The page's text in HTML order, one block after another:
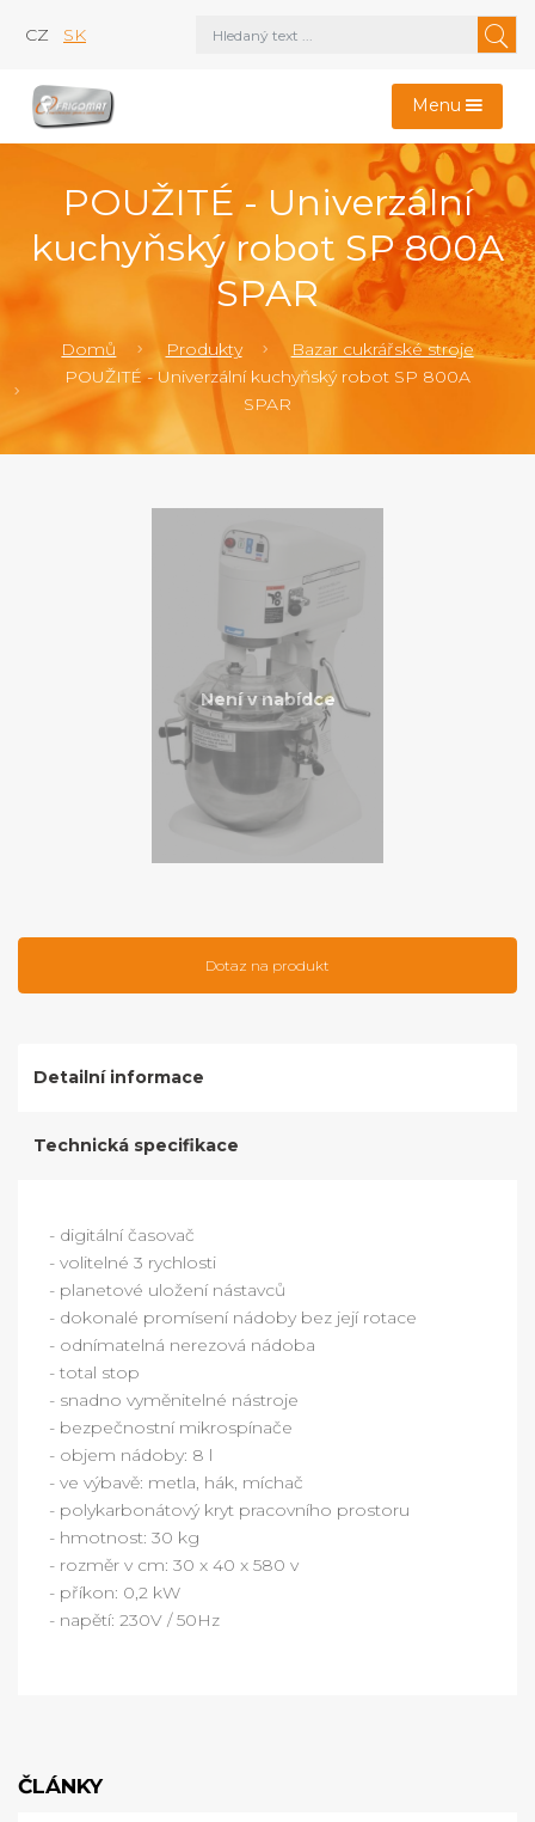
CZ SK
Menu
POUŽITÉ - Univerzální
kuchyňský robot SP 800A
SPAR
Domů Produkty
Bazar cukrářské stroje
POUŽITÉ - Univerzální kuchyňský robot SP 800A
SPAR
Není v nabídce
Dotaz na produkt
Detailní informace
Technická specifikace
- digitální časovač
- volitelné 3 rychlosti
- planetové uložení nástavců
- dokonalé promísení nádoby bez její rotace
- odnímatelná nerezová nádoba
- total stop
- snadno vyměnitelné nástroje
- bezpečnostní mikrospínače
- objem nádoby: 8 l
- ve výbavě: metla, hák, míchač
- polykarbonátový kryt pracovního prostoru
- hmotnost: 30 kg
- rozměr v cm: 30 x 40 x 580 v
- příkon: 0,2 kW
- napětí: 230V / 50Hz
ČLÁNKY